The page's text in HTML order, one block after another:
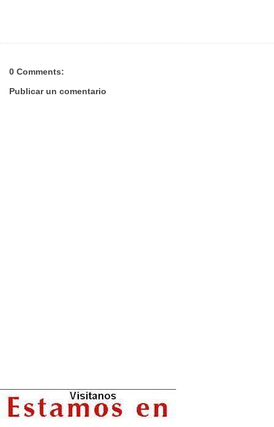
0 Comments:
Publicar un comentario